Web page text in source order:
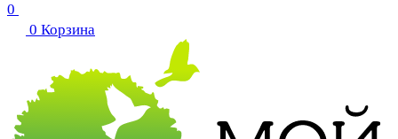
0
0 Корзина